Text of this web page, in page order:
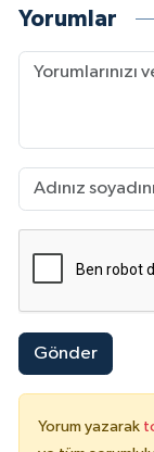
Yorumlar
Gönder
Yorum yazarak